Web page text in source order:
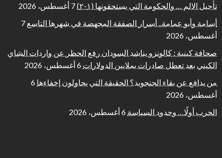
تأجيل الالم … والحكومة التي يستحقونها (١-٢)
7 أغسطس، 2026
أسامة وأبو عمامة.. أسرار الصفقة المجهضة في شهرها التاسع 7
أغسطس، 2026
صحافة كينية : كالونزو يناشد السودان رفع الحظر عن واردات الشاي
الكيني بعد تعطل صادرات بملايين الدولارات 6 أغسطس، 2026
من يدافع عن بقاء الجنجويد؟ الحقيقة التي يحاولون إخفاءها 6
أغسطس، 2026
الحرب أولًا… وحدود السياسة 6 أغسطس، 2026